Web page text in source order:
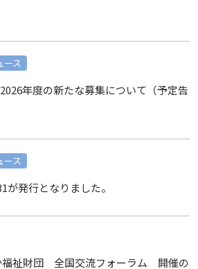
ース
年度の新たな募集について（予定告
ース
が発行となりました。
福祉財団 全国交流フォーラム 開催の